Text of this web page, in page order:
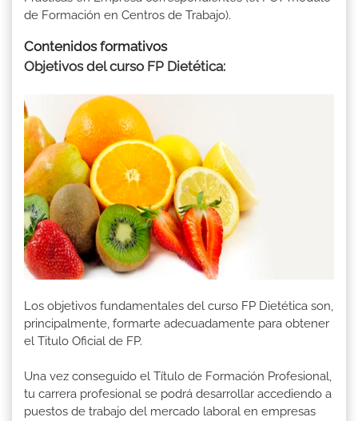
de Formación en Centros de Trabajo).
Contenidos formativos
Objetivos del curso FP Dietética:
Los objetivos fundamentales del curso FP Dietética son,
principalmente, formarte adecuadamente para obtener
el Titulo Oficial de FP.
Una vez conseguido el Título de Formación Profesional,
tu carrera profesional se podrá desarrollar accediendo a
puestos de trabajo del mercado laboral en empresas